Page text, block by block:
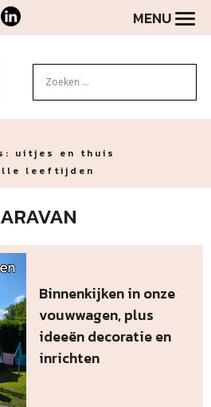
MENU
uitjes en thuis
leeftijden
Binnenkijken in onze
vouwwagen, plus
ideeën decoratie en
inrichten